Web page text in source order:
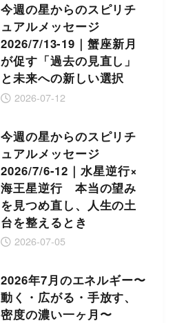
今週の星からのスピリチ
ュアルメッセージ
2026/7/13-19｜蟹座新月
が促す「過去の見直し」
と未来への新しい選択
2026-07-12
今週の星からのスピリチ
ュアルメッセージ
2026/7/6-12｜水星逆行×
海王星逆行 本当の望み
を見つめ直し、人生の土
台を整えるとき
2026-07-05
2026年7月のエネルギー〜
動く・広がる・手放す、
密度の濃い一ヶ月〜